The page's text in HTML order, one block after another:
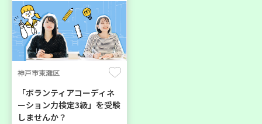
神戸市東灘区
「ボランティアコーディネ
ーション力検定3級」を受験
しませんか？